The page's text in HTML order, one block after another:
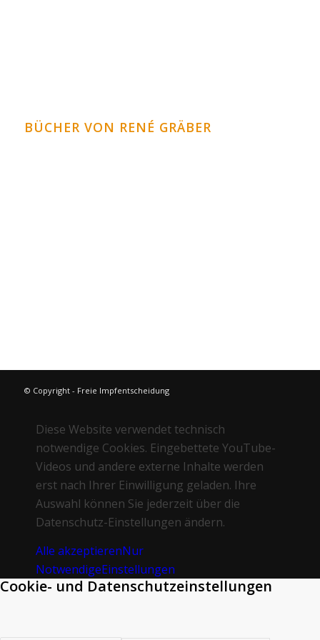
BÜCHER VON RENÉ GRÄBER
© Copyright - Freie Impfentscheidung
Diese Website verwendet technisch
notwendige Cookies. Eingebettete YouTube-
Videos und andere externe Inhalte werden
erst nach Ihrer Einwilligung geladen. Ihre
Auswahl können Sie jederzeit über die
Datenschutz-Einstellungen ändern.
Alle akzeptierenNur
NotwendigeEinstellungen
Cookie- und Datenschutzeinstellungen